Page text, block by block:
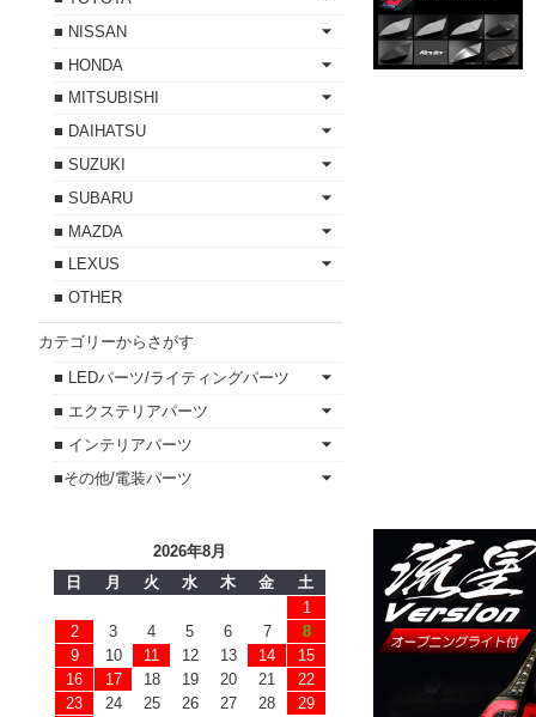
■ NISSAN
■ HONDA
■ MITSUBISHI
■ DAIHATSU
■ SUZUKI
■ SUBARU
■ MAZDA
■ LEXUS
■ OTHER
カテゴリーからさがす
■ LEDパーツ/ライティングパーツ
■ エクステリアパーツ
■ インテリアパーツ
■その他/電装パーツ
2026年8月
日
月 火 水 木 金
土
1
2
3 4 5 6 7
8
9
10 11 12 13 14
15
16
17 18 19 20 21
22
23
24 25 26 27 28
29